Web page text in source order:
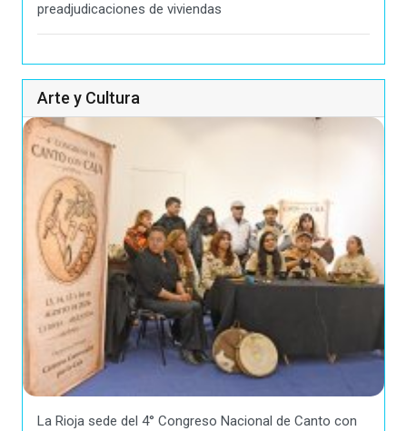
preadjudicaciones de viviendas
Arte y Cultura
La Rioja sede del 4° Congreso Nacional de Canto con